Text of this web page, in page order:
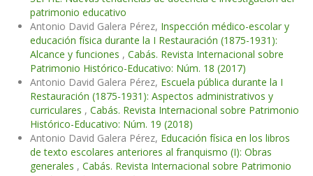
patrimonio educativo
Antonio David Galera Pérez, Inspección médico-escolar y
educación física durante la I Restauración (1875-1931):
Alcance y funciones , Cabás. Revista Internacional sobre
Patrimonio Histórico-Educativo: Núm. 18 (2017)
Antonio David Galera Pérez, Escuela pública durante la I
Restauración (1875-1931): Aspectos administrativos y
curriculares , Cabás. Revista Internacional sobre Patrimonio
Histórico-Educativo: Núm. 19 (2018)
Antonio David Galera Pérez, Educación física en los libros
de texto escolares anteriores al franquismo (I): Obras
generales , Cabás. Revista Internacional sobre Patrimonio